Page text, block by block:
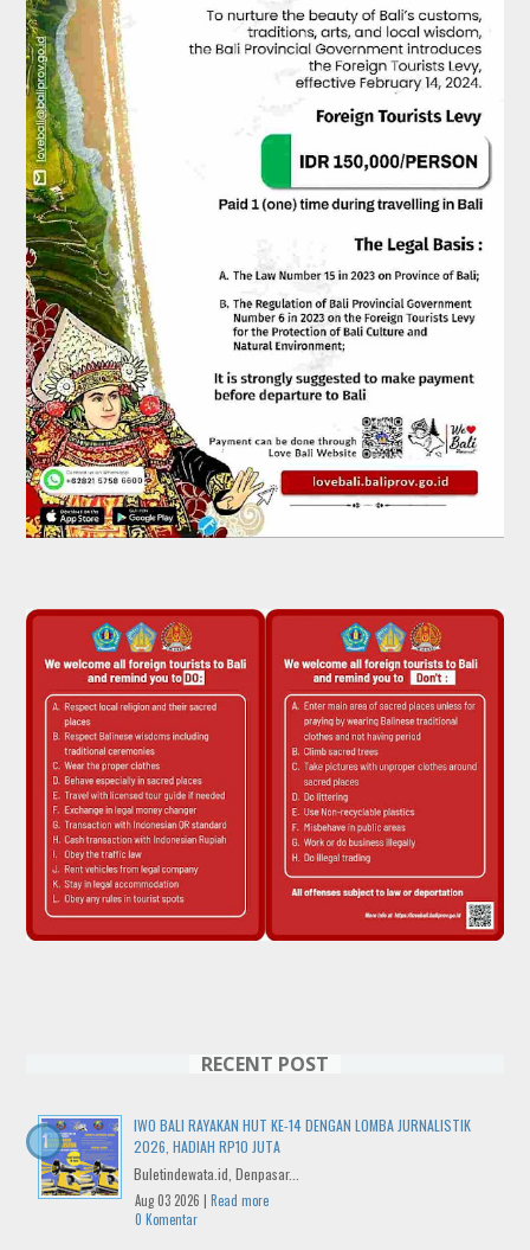
RECENT POST
IWO BALI RAYAKAN HUT KE-14 DENGAN LOMBA JURNALISTIK
2026, HADIAH RP10 JUTA
Buletindewata.id, Denpasar...
Aug 03 2026 | Read more
0 Komentar